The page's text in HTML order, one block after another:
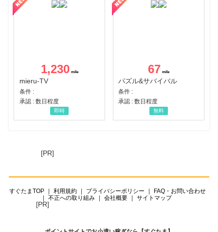
1,230
mieru-TV
条件 :
承認 : 数日程度
即時
67
パズル&サバイバル
条件 :
承認 : 数日程度
無料
[PR]
すぐたまTOP 利用規約 プライバシーポリシー
FAQ・お問い合わせ
不正への取り組み
会社概要 サイトマップ
[PR]